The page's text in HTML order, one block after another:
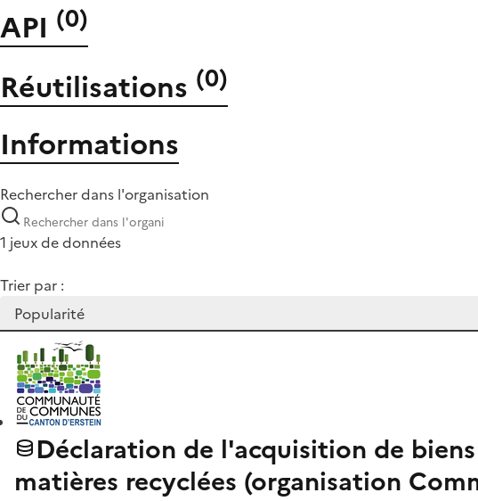
API (0)
Réutilisations (0)
Informations
Rechercher dans l'organisation
1 jeux de données
Trier par :
Déclaration de l'acquisition de
matières recyclées (organisation